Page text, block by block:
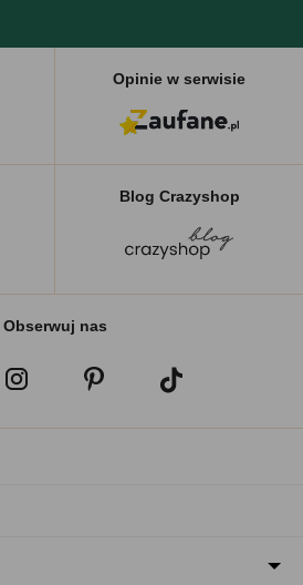
Opinie w serwisie
Blog Crazyshop
Obserwuj nas